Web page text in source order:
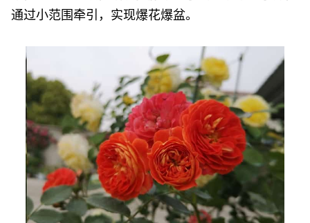
通过小范围牵引，实现爆花爆盆。